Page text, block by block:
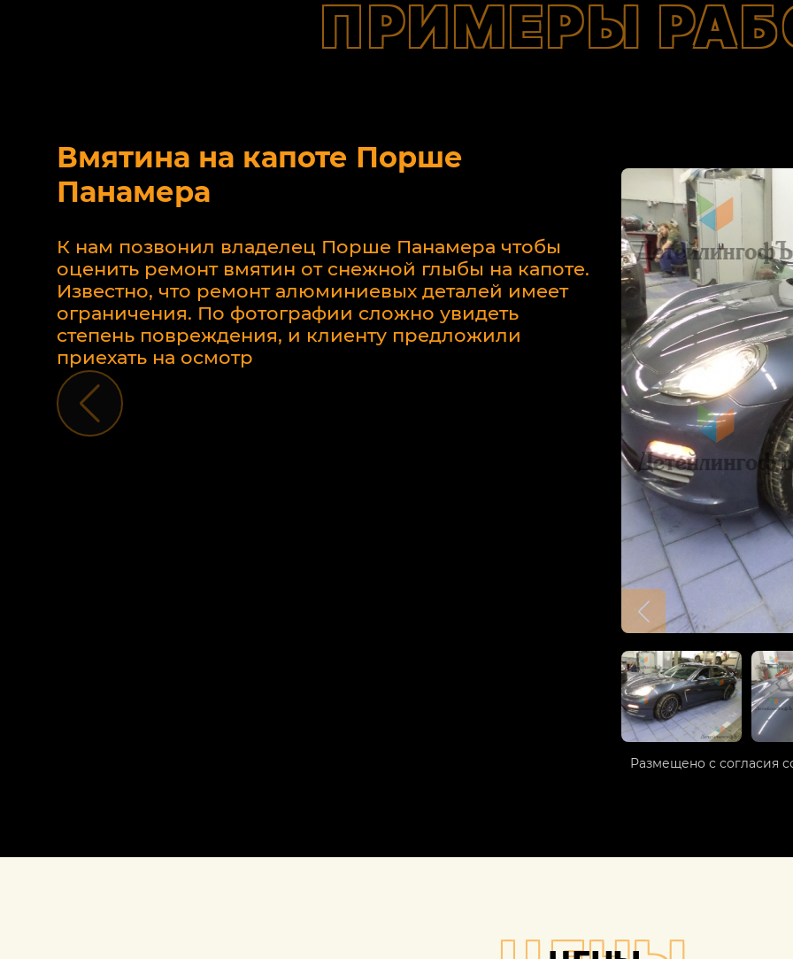
ПРИМЕРЫ
Вмятина на капоте Порше
Панамера
К нам позвонил владелец Порше Панамера чтобы
оценить ремонт вмятин от снежной глыбы на капоте.
Известно, что ремонт алюминиевых деталей имеет
ограничения. По фотографии сложно увидеть
степень повреждения, и клиенту предложили
приехать на осмотр
Размещено с согласия